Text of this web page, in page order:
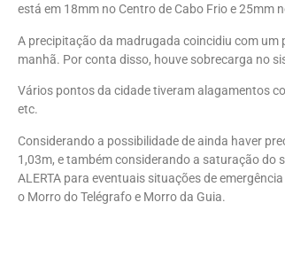
está em 18mm no Centro de Cabo Frio e 25mm
A precipitação da madrugada coincidiu com
manhã. Por conta disso, houve sobrecarga no
Vários pontos da cidade tiveram alagamentos
etc.
Considerando a possibilidade de ainda haver
1,03m, e também considerando a saturação do
ALERTA para eventuais situações de
o Morro do Telégrafo e Morro da Guia.